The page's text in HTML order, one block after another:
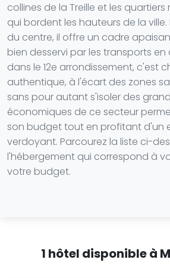
collines de la Treille et les
qui bordent les hauteurs de la
du centre, il offre un cadre
bien desservi par les transports en
dans le 12e arrondissement, c'est
authentique, à l'écart des zones
sans pour autant s'isoler des
économiques de ce secteur
son budget tout en profitant d'un
verdoyant. Parcourez la liste ci-
l'hébergement qui correspond à
votre budget.
1 hôtel disponible à